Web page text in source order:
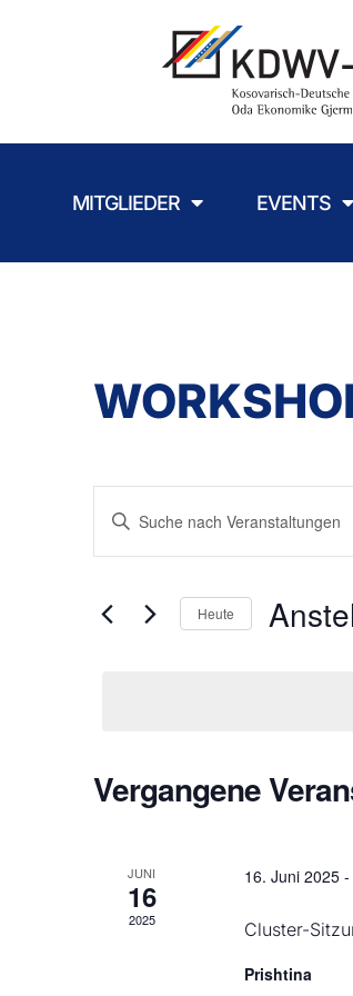
MITGLIEDER EVENTS
Suche
und
Ansichten,
Navigation
Bitte
Schlüsselwort
Suche
Veranstaltungen
Schlüsselwort.Heute
Vergangene
JUNI
16
2025
16. Juni 2025-
Cluster-
Prishtina